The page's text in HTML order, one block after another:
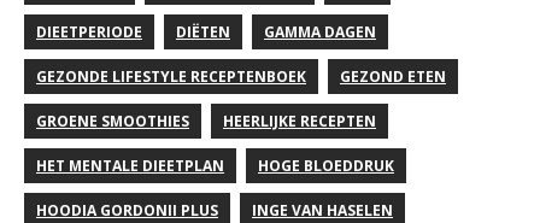
DIEETPERIODE DIËTEN GAMMA DAGEN
GEZONDE LIFESTYLE RECEPTENBOEK GEZOND ETEN
GROENE SMOOTHIES HEERLIJKE RECEPTEN
HET MENTALE DIEETPLAN HOGE BLOEDDRUK
HOODIA GORDONII PLUS INGE VAN HASELEN